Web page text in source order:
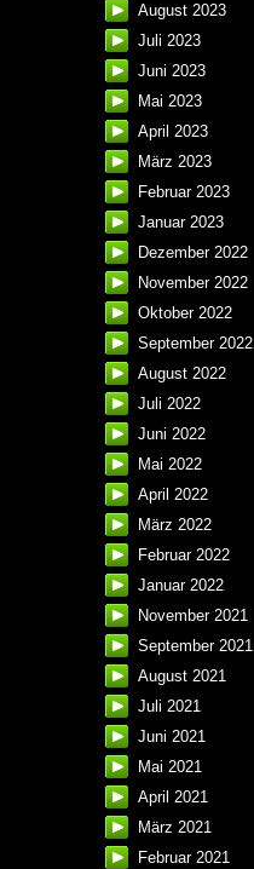
August 2023
Juli 2023
Juni 2023
Mai 2023
April 2023
März 2023
Februar 2023
Januar 2023
Dezember 2022
November 2022
Oktober 2022
September 2022
August 2022
Juli 2022
Juni 2022
Mai 2022
April 2022
März 2022
Februar 2022
Januar 2022
November 2021
September 2021
August 2021
Juli 2021
Juni 2021
Mai 2021
April 2021
März 2021
Februar 2021